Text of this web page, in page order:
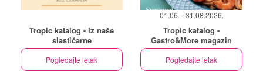
Tropic katalog - Iz naše
slastičarne
Pogledajte letak
01.06. - 31.08.2026.
Tropic katalog -
Gastro&More magazin
Pogledajte letak